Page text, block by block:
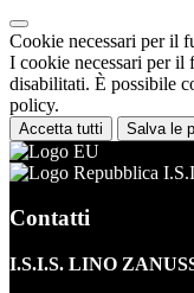
Cookie necessari per il
I cookie necessari per il
disabilitati. È possibile
policy.
Accetta tutti Salva le
Contatti
I.S.I.S. LINO